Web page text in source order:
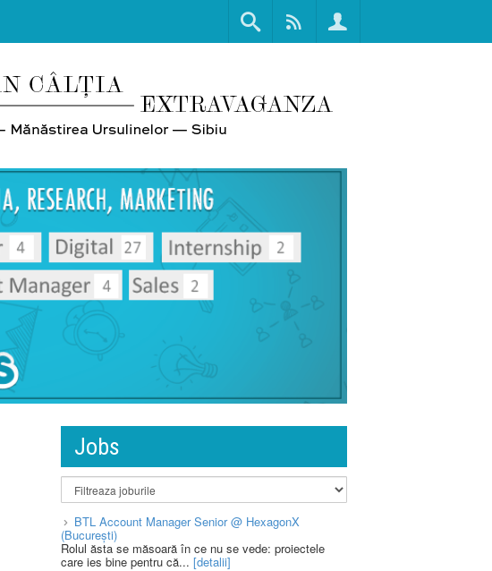
Jobs
BTL Account Manager Senior @ HexagonX
(București)
Rolul ăsta se măsoară în ce nu se vede: proiectele
care ies bine pentru că... [detalii]